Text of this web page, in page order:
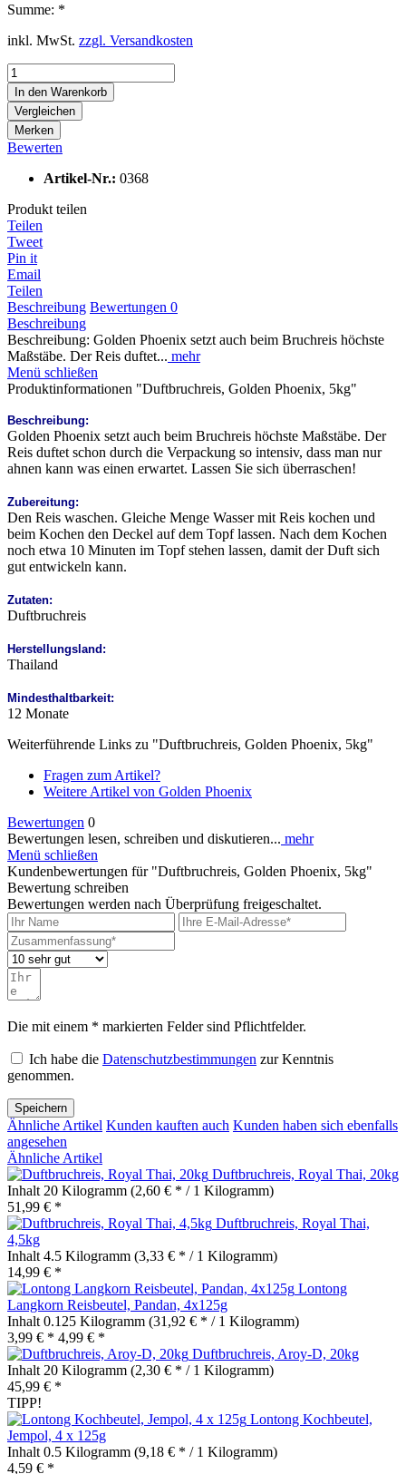
Summe: *
inkl. MwSt. zzgl. Versandkosten
In den Warenkorb
Vergleichen
Merken
Bewerten
Artikel-Nr.: 0368
Produkt teilen
Teilen
Tweet
Pin it
Email
Teilen
Beschreibung Bewertungen 0
Beschreibung
Beschreibung: Golden Phoenix setzt auch beim Bruchreis höchste
Maßstäbe. Der Reis duftet... mehr
Menü schließen
Produktinformationen "Duftbruchreis, Golden Phoenix, 5kg"
Beschreibung:
Golden Phoenix setzt auch beim Bruchreis höchste Maßstäbe. Der
Reis duftet schon durch die Verpackung so intensiv, dass man nur
ahnen kann was einen erwartet. Lassen Sie sich überraschen!
Zubereitung:
Den Reis waschen. Gleiche Menge Wasser mit Reis kochen und
beim Kochen den Deckel auf dem Topf lassen. Nach dem Kochen
noch etwa 10 Minuten im Topf stehen lassen, damit der Duft sich
gut entwickeln kann.
Zutaten:
Duftbruchreis
Herstellungsland:
Thailand
Mindesthaltbarkeit:
12 Monate
Weiterführende Links zu "Duftbruchreis, Golden Phoenix, 5kg"
Fragen zum Artikel?
Weitere Artikel von Golden Phoenix
Bewertungen 0
Bewertungen lesen, schreiben und diskutieren... mehr
Menü schließen
Kundenbewertungen für "Duftbruchreis, Golden Phoenix, 5kg"
Bewertung schreiben
Bewertungen werden nach Überprüfung freigeschaltet.
Die mit einem * markierten Felder sind Pflichtfelder.
Ich habe die Datenschutzbestimmungen zur Kenntnis
genommen.
Speichern
Ähnliche Artikel Kunden kauften auch Kunden haben sich ebenfalls
angesehen
Ähnliche Artikel
Duftbruchreis, Royal Thai, 20kg
Inhalt 20 Kilogramm (2,60 € * / 1 Kilogramm)
51,99 € *
Duftbruchreis, Royal Thai,
4,5kg
Inhalt 4.5 Kilogramm (3,33 € * / 1 Kilogramm)
14,99 € *
Lontong
Langkorn Reisbeutel, Pandan, 4x125g
Inhalt 0.125 Kilogramm (31,92 € * / 1 Kilogramm)
3,99 € * 4,99 € *
Duftbruchreis, Aroy-D, 20kg
Inhalt 20 Kilogramm (2,30 € * / 1 Kilogramm)
45,99 € *
TIPP!
Lontong Kochbeutel,
Jempol, 4 x 125g
Inhalt 0.5 Kilogramm (9,18 € * / 1 Kilogramm)
4,59 € *